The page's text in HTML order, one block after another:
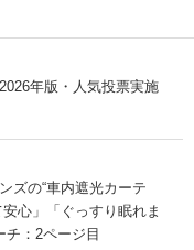
年版・人気投票実施
ズの“車内遮光カーテ
心」「ぐっすり眠れま
チ：2ページ目